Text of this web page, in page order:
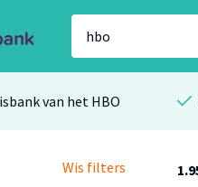
van het HBO
Wis filters